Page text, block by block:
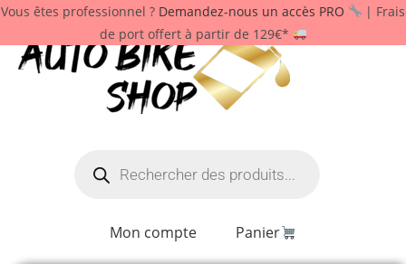
Vous êtes professionnel ? Demandez-nous un accès PRO
| Frais
de port offert à partir de 129€*
Mon compte Panier